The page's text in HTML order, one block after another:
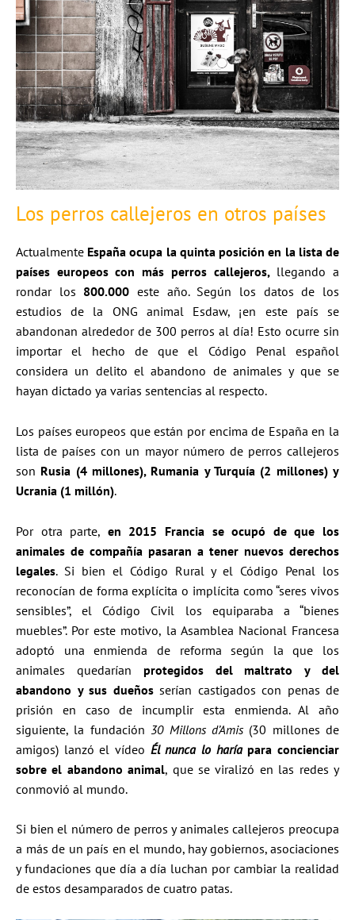
Los perros callejeros en otros países
Actualmente España ocupa la quinta posición en la lista de
países europeos con más perros callejeros,llegando a
rondar los 800.000 este año. Según los datos de los
estudios de la ONG animal Esdaw, ¡en este país se
abandonan alrededor de 300 perros al día! Esto ocurre sin
importar el hecho de que el Código Penal español
considera un delito el abandono de animales y que se
hayan dictado ya varias sentencias al respecto.
Los países europeos que están por encima de España en la
lista de países con un mayor número de perros callejeros
son Rusia (4 millones), Rumania y Turquía (2 millones) y
Ucrania (1 millón).
Por otra parte, en 2015 Francia se ocupó de que los
animales de compañía pasaran a tener nuevos derechos
legales. Si bien el Código Rural y el Código Penal los
reconocían de forma explícita o implícita como “seres vivos
sensibles”, el Código Civil los equiparaba a “bienes
muebles”. Por este motivo, la Asamblea Nacional Francesa
adoptó una enmienda de reforma según la que los
animales quedarían protegidos del maltrato y del
abandono y sus dueñosserían castigados con penas de
prisión en caso de incumplir esta enmienda. Al año
siguiente, la fundación 30 Millons d’Amis(30 millones de
amigos) lanzó el vídeo Él nunca lo haríapara concienciar
sobre el abandono animal, que se viralizó en las redes y
conmovió al mundo.
Si bien el número de perros y animales callejeros preocupa
a más de un país en el mundo, hay gobiernos, asociaciones
y fundaciones que día a día luchan por cambiar la realidad
de estos desamparados de cuatro patas.